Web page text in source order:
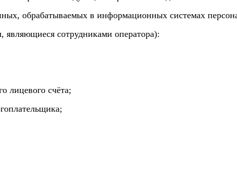
обрабатываемых в информационных системах
являющиеся сотрудниками оператора):
лицевого счёта;